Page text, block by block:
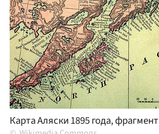
Карта Аляски 1895 года, фрагмент